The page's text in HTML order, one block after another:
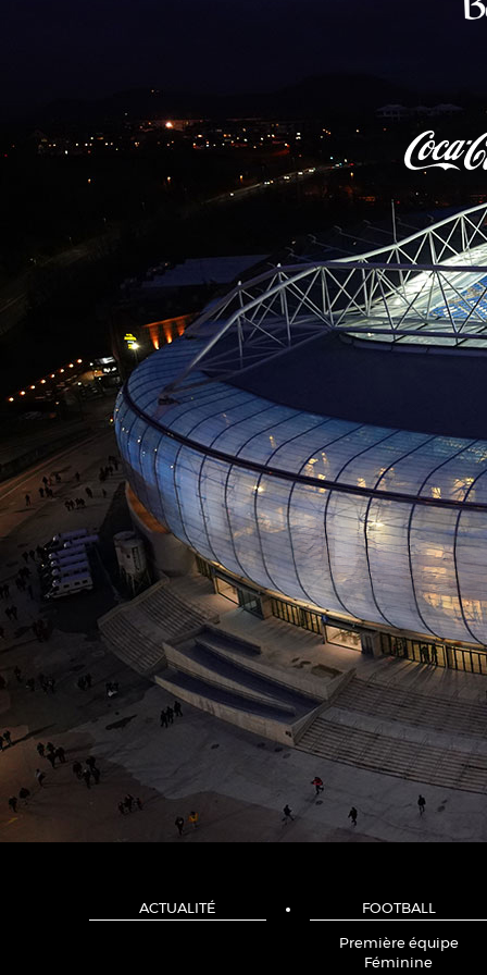
ACTUALITÉ FOOTBALL
Première équipe
Féminine